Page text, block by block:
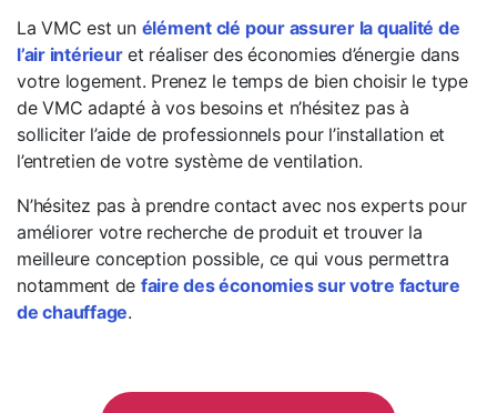
La VMC est un élément clé pour assurer la qualité de
l’air intérieuret réaliser des économies d’énergie dans
votre logement. Prenez le temps de bien choisir le type
de VMC adapté à vos besoins et n’hésitez pas à
solliciter l’aide de professionnels pour l’installation et
l’entretien de votre système de ventilation.
N’hésitez pas à prendre contact avec nos experts pour
améliorer votre recherche de produit et trouver la
meilleure conception possible, ce qui vous permettra
notamment de faire des économies sur votre facture
de chauffage.